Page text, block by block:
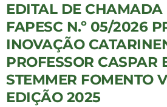
EDITAL DE
FAPESC N.º 05/2026
INOVAÇÃO
PROFESSOR CASPAR
STEMMER FOMENTO
EDIÇÃO 2025